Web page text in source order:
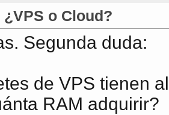
o Cloud?
Segunda duda:
de VPS tienen
RAM adquirir?